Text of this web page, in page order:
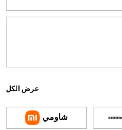
عرض الكل
شاومي